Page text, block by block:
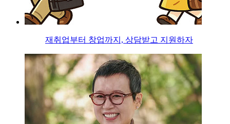
재취업부터 창업까지, 상담받고 지원하자